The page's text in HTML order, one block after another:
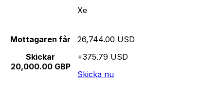
Xe
Mottagaren får
Skickar
20,000.00 GBP
26,744.00 USD
+375.79 USD
Skicka nu